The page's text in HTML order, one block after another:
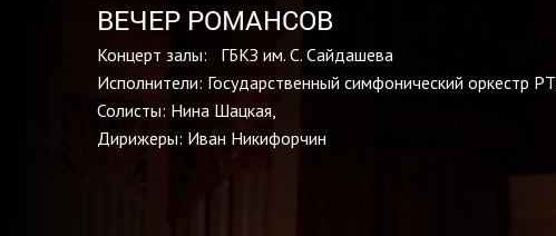
ВЕЧЕР РОМАНСОВ
Концерт залы: ГБКЗ им. С. Сайдашева
Исполнители: Государственный симфонический оркестр РТ,
Солисты: Нина Шацкая,
Дирижеры: Иван Никифорчин